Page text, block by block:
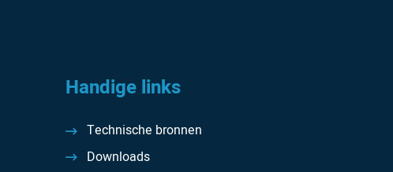
Handige links
Technische bronnen
Downloads